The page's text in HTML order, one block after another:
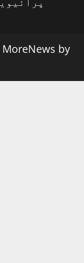
MoreNews by